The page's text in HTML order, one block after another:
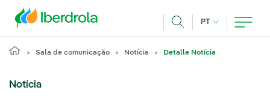
PT IDIOMA ATUAL,
Sala de comunicação Notícia Detalle Notícia
Notícia